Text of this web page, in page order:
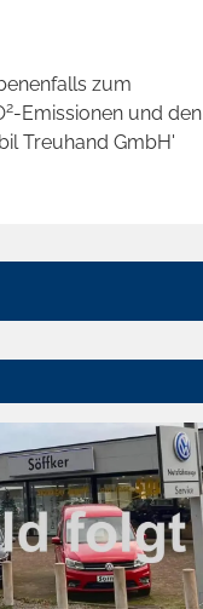
zum
2-Emissionen und den
Treuhand GmbH'